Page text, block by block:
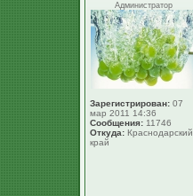
Администратор
Зарегистрирован: 07
мар 2011 14:36
Сообщения: 11746
Откуда: Краснодарский
край